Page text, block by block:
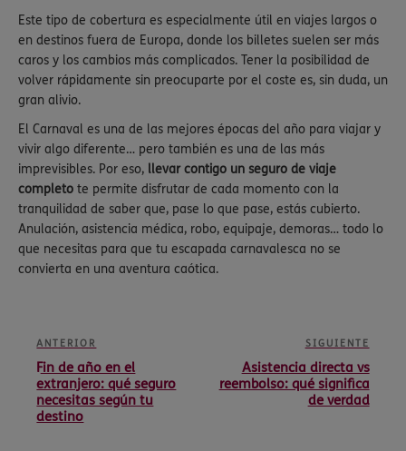
Este tipo de cobertura es especialmente útil en viajes largos o
en destinos fuera de Europa, donde los billetes suelen ser más
caros y los cambios más complicados. Tener la posibilidad de
volver rápidamente sin preocuparte por el coste es, sin duda, un
gran alivio.
El Carnaval es una de las mejores épocas del año para viajar y
vivir algo diferente… pero también es una de las más
imprevisibles. Por eso, llevar contigo un seguro de viaje
completo te permite disfrutar de cada momento con la
tranquilidad de saber que, pase lo que pase, estás cubierto.
Anulación, asistencia médica, robo, equipaje, demoras… todo lo
que necesitas para que tu escapada carnavalesca no se
convierta en una aventura caótica.
ANTERIOR
Fin de año en el
extranjero: qué seguro
necesitas según tu
destino
SIGUIENTE
Asistencia directa vs
reembolso: qué significa
de verdad